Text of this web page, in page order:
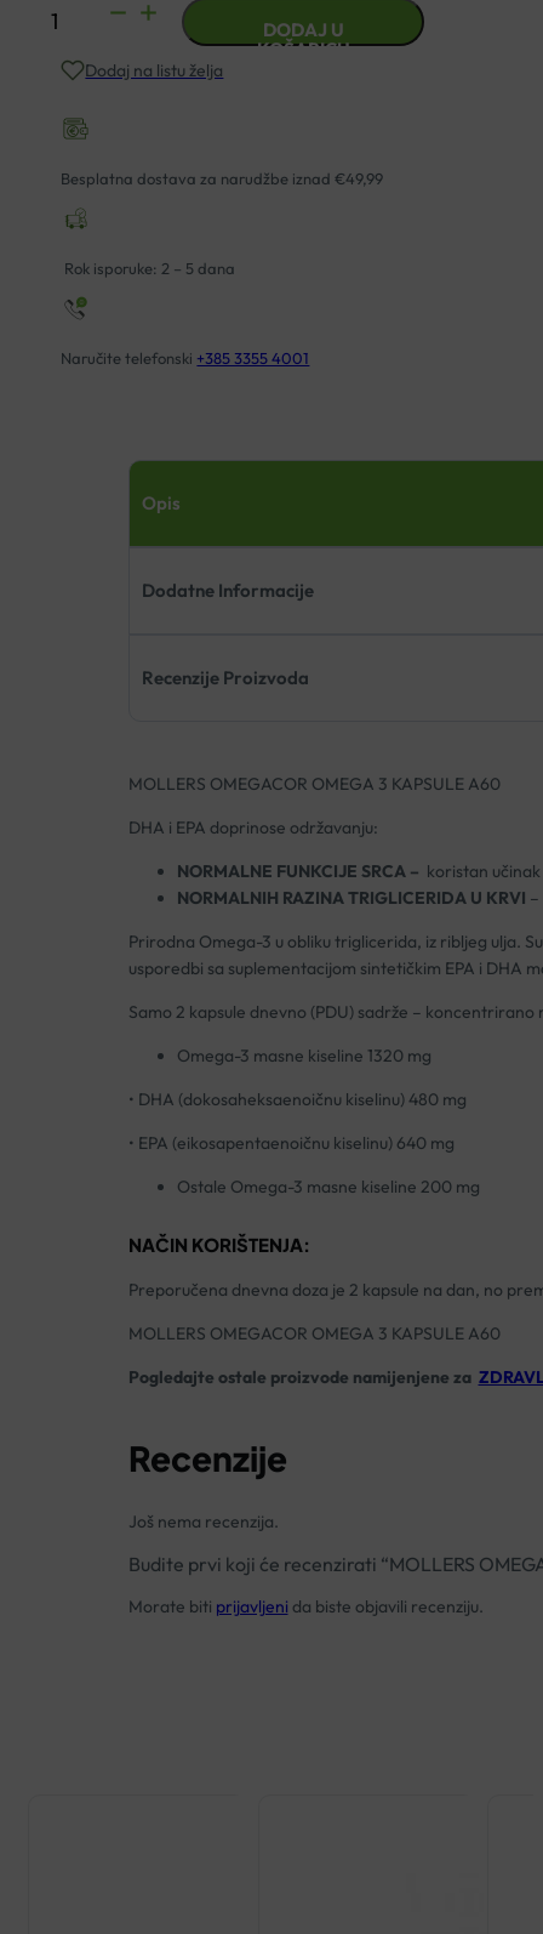
MOLLERS
OMEGA
KAPSULE
A60
DODAJ U
KOŠARICU
Dodaj na listu želja
Besplatna dostava za narudžbe iznad €49,99
Rok isporuke: 2 – 5 dana
Naručite telefonski +385 3355 4001
Opis
Dodatne Informacije
Recenzije Proizvoda
MOLLERS OMEGACOR OMEGA 3 KAPSULE A60
DHA i EPA doprinose održavanju:
NORMALNE FUNKCIJE SRCA – koristan
NORMALNIH RAZINA TRIGLICERIDA U KRVI
Prirodna Omega-3 u obliku triglicerida, iz ribljeg ulja.
usporedbi sa suplementacijom sintetičkim EPA i DHA
Samo 2 kapsule dnevno (PDU) sadrže –
Omega-3 masne kiseline 1320 mg
• DHA (dokosaheksaenoičnu kiselinu) 480 mg
• EPA (eikosapentaenoičnu kiselinu) 640 mg
Ostale Omega-3 masne kiseline 200 mg
NAČIN KORIŠTENJA:
Preporučena dnevna doza je 2 kapsule na dan, no
MOLLERS OMEGACOR OMEGA 3 KAPSULE A60
Pogledajte ostale proizvode namijenjene za
Recenzije
Još nema recenzija.
Budite prvi koji će recenzirati “MOLLERS
Morate biti prijavljeni da biste objavili recenziju.